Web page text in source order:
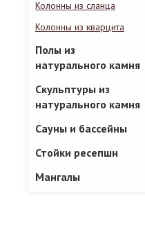
Колонны из сланца
Колонны из кварцита
Полы из
натурального камня
Скульптуры из
натурального камня
Сауны и бассейны
Стойки ресепшн
Мангалы